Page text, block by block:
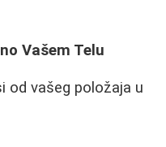
Vašem Telu
od vašeg položaja u